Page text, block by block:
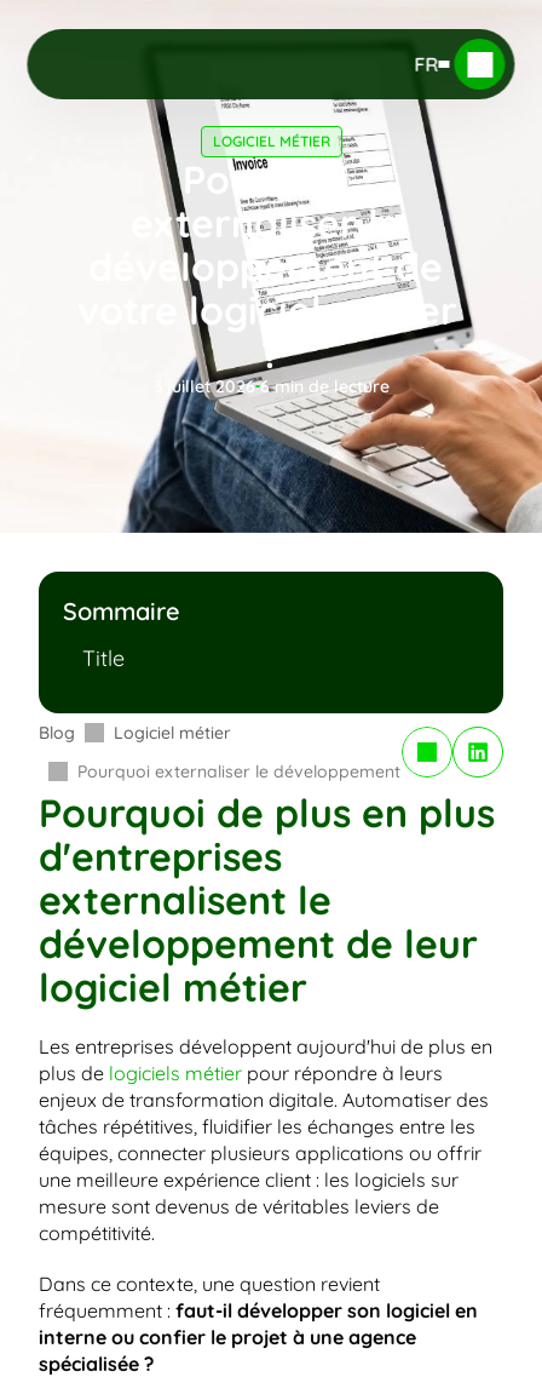
FR
LOGICIEL MÉTIER
Pourquoi
externaliser le
développement de
votre logiciel métier
?
3 juillet 2026 6 min de lecture
Sommaire
Title
Blog
Logiciel métier
Pourquoi externaliser le développement de votre logiciel
Copy to Clipboard
Pourquoi de plus en plus
d'entreprises
externalisent le
développement de leur
logiciel métier
Les entreprises développent aujourd'hui de plus en
plus de logiciels métier pour répondre à leurs
enjeux de transformation digitale. Automatiser des
tâches répétitives, fluidifier les échanges entre les
équipes, connecter plusieurs applications ou offrir
une meilleure expérience client : les logiciels sur
mesure sont devenus de véritables leviers de
compétitivité.
Dans ce contexte, une question revient
fréquemment : faut-il développer son logiciel en
interne ou confier le projet à une agence
spécialisée ?